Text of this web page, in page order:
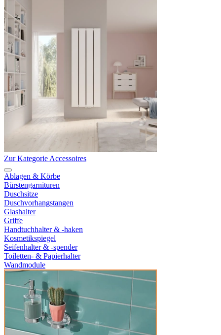
Zur Kategorie Accessoires
Ablagen & Körbe
Bürstengarnituren
Duschsitze
Duschvorhangstangen
Glashalter
Griffe
Handtuchhalter & -haken
Kosmetikspiegel
Seifenhalter & -spender
Toiletten- & Papierhalter
Wandmodule